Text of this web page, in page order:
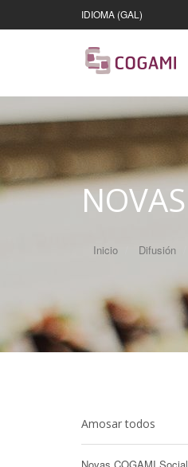
IDIOMA (GAL)
NOVAS
Inicio Difusión
Amosar todos